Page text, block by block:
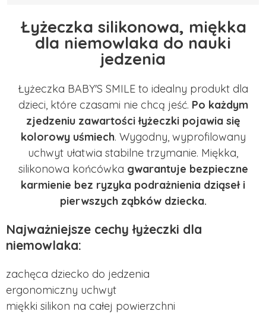
Łyżeczka silikonowa, miękka
dla niemowlaka do nauki
jedzenia
Łyżeczka BABY'S SMILE to idealny produkt dla
dzieci, które czasami nie chcą jeść. Po każdym
zjedzeniu zawartości łyżeczki pojawia się
kolorowy uśmiech. Wygodny, wyprofilowany
uchwyt ułatwia stabilne trzymanie. Miękka,
silikonowa końcówka gwarantuje bezpieczne
karmienie bez ryzyka podrażnienia dziąseł i
pierwszych ząbków dziecka.
Najważniejsze cechy łyżeczki dla
niemowlaka:
zachęca dziecko do jedzenia
ergonomiczny uchwyt
miękki silikon na całej powierzchni